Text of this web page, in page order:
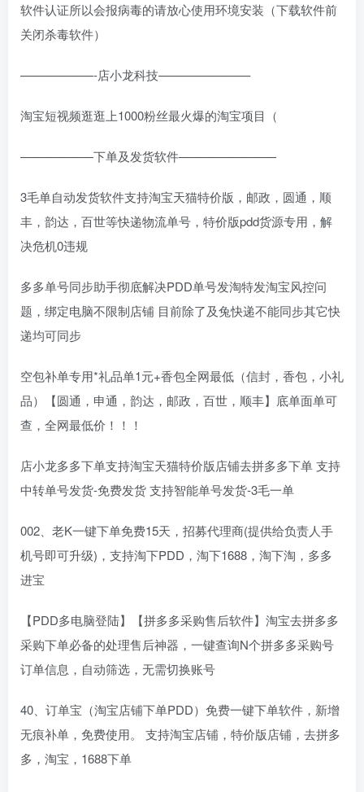
软件认证所以会报病毒的请放心使用环境安装（下载软件前
关闭杀毒软件）
——————-店小龙科技———————–
淘宝短视频逛逛上1000粉丝最火爆的淘宝项目（
——————下单及发货软件————————
3毛单自动发货软件支持淘宝天猫特价版，邮政，圆通，顺
丰，韵达，百世等快递物流单号，特价版pdd货源专用，解
决危机0违规
多多单号同步助手彻底解决PDD单号发淘特发淘宝风控问
题，绑定电脑不限制店铺 目前除了及兔快递不能同步其它快
递均可同步
空包补单专用*礼品单1元+香包全网最低（信封，香包，小礼
品）【圆通，申通，韵达，邮政，百世，顺丰】底单面单可
查，全网最低价！！！
店小龙多多下单支持淘宝天猫特价版店铺去拼多多下单 支持
中转单号发货-免费发货 支持智能单号发货-3毛一单
002、老K一键下单免费15天，招募代理商(提供给负责人手
机号即可升级)，支持淘下PDD，淘下1688，淘下淘，多多
进宝
【PDD多电脑登陆】【拼多多采购售后软件】淘宝去拼多多
采购下单必备的处理售后神器，一键查询N个拼多多采购号
订单信息，自动筛选，无需切换账号
40、订单宝（淘宝店铺下单PDD）免费一键下单软件，新增
无痕补单，免费使用。 支持淘宝店铺，特价版店铺，去拼多
多，淘宝，1688下单